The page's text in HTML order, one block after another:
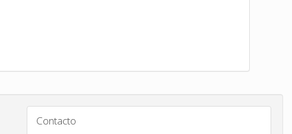
Contacto